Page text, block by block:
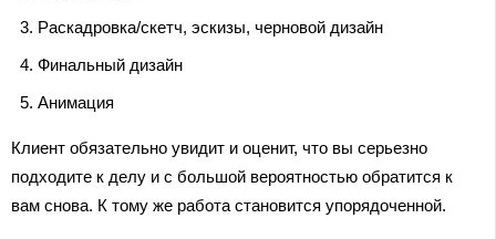
Раскадровка/скетч, эскизы, черновой дизайн
Финальный дизайн
Анимация
Клиент обязательно увидит и оценит, что вы серьезно
подходите к делу и с большой вероятностью обратится к
вам снова. К тому же работа становится упорядоченной.